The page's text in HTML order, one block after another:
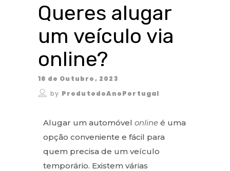
Queres alugar
um veículo via
online?
16 de Outubro, 2023
by ProdutodoAnoPortugal
Alugar um automóvel online é uma
opção conveniente e fácil para
quem precisa de um veículo
temporário. Existem várias